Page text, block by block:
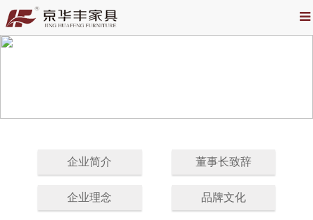
企业简介 董事长致辞
企业理念 品牌文化